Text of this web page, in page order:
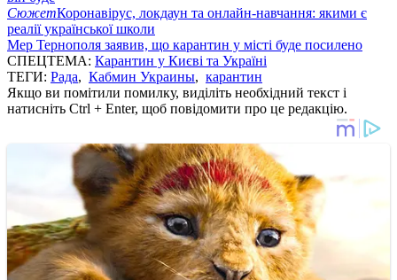
СюжетКоронавірус, локдаун та онлайн-навчання: якими є
реалії української школи
Мер Тернополя заявив, що карантин у місті буде посилено
СПЕЦТЕМА: Карантин у Києві та Україні
ТЕГИ: Рада, Кабмин Украины, карантин
Якщо ви помітили помилку, виділіть необхідний текст і
натисніть Ctrl + Enter, щоб повідомити про це редакцію.